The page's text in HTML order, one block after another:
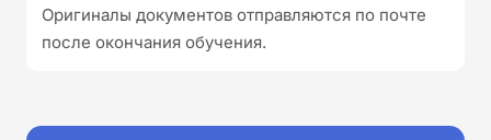
Оригиналы документов отправляются по почте
после окончания обучения.